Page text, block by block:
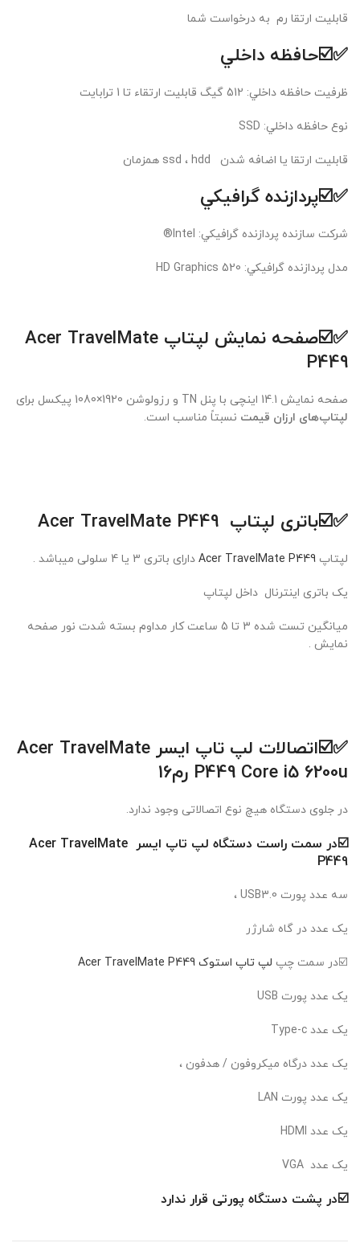
قابلیت ارتقا رم به درخواست شما
✅☑️حافظه داخلي
ظرفيت حافظه داخلي: 512 گیگ قابلیت ارتقاء تا 1 ترابایت
نوع حافظه داخلي: SSD
قابلیت ارتقا یا اضافه شدن ssd ، hdd همزمان
✅☑️پردازنده گرافيکي
شرکت سازنده پردازنده گرافيکي: Intel®
مدل پردازنده گرافيکي: HD Graphics 520
✅☑️
صفحه نمایش لپتاپ Acer TravelMate
P449
صفحه نمایش 14.1 اینچی با پنل TN و رزولوشن 1920×1080 پیکسل برای
لپتاپ‌های ارزان قیمت نسبتاً مناسب است.
✅☑️باتری لپتاپ Acer TravelMate P449
لپتاپ دارای باتری 3 یا 4 سلولی میباشد .
یک باتری اینترنال داخل لپتاپ
میانگین تست شده 3 تا 5 ساعت کار مداوم بسته شدت نور صفحه
نمایش .
✅☑️اتصالات لپ تاپ ایسر Acer TravelMate
P449 Core i5 6200u رم16
در جلوی دستگاه هیچ نوع اتصالاتی وجود ندارد.
☑️در سمت راست دستگاه لپ تاپ ایسر Acer TravelMate
P449
سه عدد پورت USB3.0 ،
یک عدد در گاه شارژر
☑️در سمت چپ لپ تاپ استوک Acer TravelMate P449
یک عدد پورت USB
یک عدد Type-c
یک عدد درگاه میکروفون / هدفون ،
یک عدد پورت LAN
یک عدد HDMI
یک عدد VGA
☑️در پشت دستگاه پورتی قرار ندارد